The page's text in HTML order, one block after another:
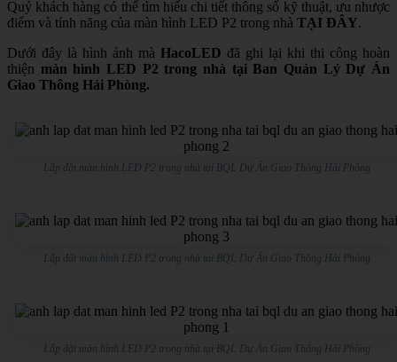
Quý khách hàng có thể tìm hiểu chi tiết thông số kỹ thuật, ưu nhược
điểm và tính năng của màn hình LED P2 trong nhà TẠI ĐÂY.
Dưới đây là hình ảnh mà HacoLED đã ghi lại khi thi công hoàn
thiện màn hình LED P2 trong nhà tại Ban Quản Lý Dự Án
Giao Thông Hải Phòng.
Lắp đặt màn hình LED P2 trong nhà tại BQL Dự Án Giao Thông Hải Phòng
Lắp đặt màn hình LED P2 trong nhà tại BQL Dự Án Giao Thông Hải Phòng
Lắp đặt màn hình LED P2 trong nhà tại BQL Dự Án Giao Thông Hải Phòng